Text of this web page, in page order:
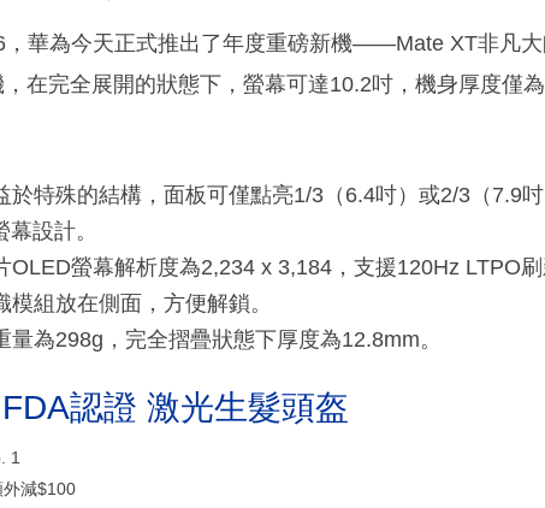
，華為今天正式推出了年度重磅新機——Mate XT非凡
在完全展開的狀態下，螢幕可達10.2吋，機身厚度僅為
於特殊的結構，面板可僅點亮1/3（6.4吋）或2/3（7.9
設計。
OLED螢幕解析度為2,234 x 3,184，支援120Hz LTPO刷
模組放在側面，方便解鎖。
量為298g，完全摺疊狀態下厚度為12.8mm。
認證 激光生髮頭盔
1
減$100